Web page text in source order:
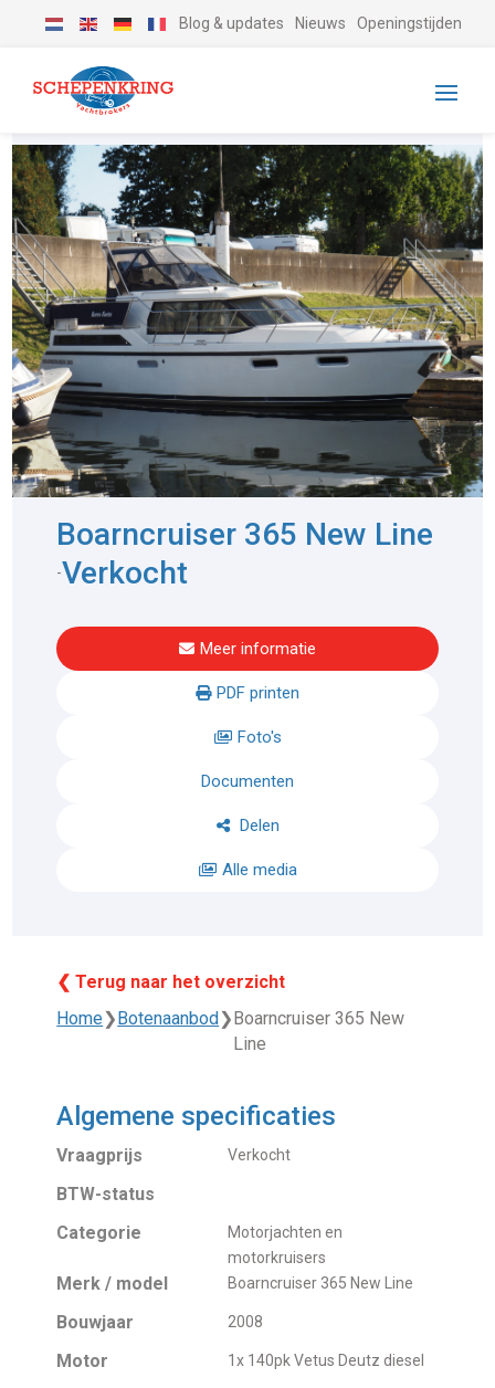
Blog & updates Nieuws Openingstijden
Boarncruiser 365 New Line
-Verkocht
Meer informatie
PDF printen
Foto's
Documenten
Delen
Alle media
❮ Terug naar het overzicht
Home❯ Botenaanbod ❯ Boarncruiser 365 New
Line
Algemene specificaties
Vraagprijs Verkocht
BTW-status
Categorie
Motorjachten en
motorkruisers
Merk / model Boarncruiser 365 New Line
Bouwjaar 2008
Motor 1x 140pk Vetus Deutz diesel